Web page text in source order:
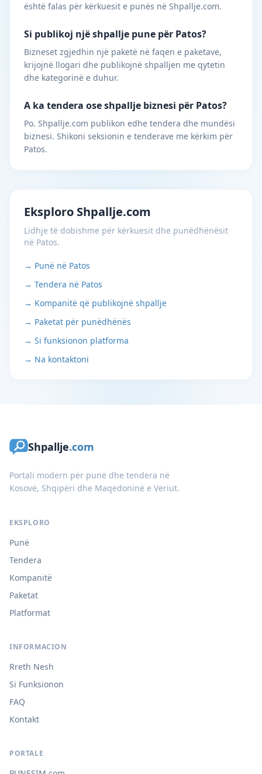
është falas për kërkuesit e punës në Shpallje.com.
Si publikoj një shpallje pune për Patos?
Bizneset zgjedhin një paketë në faqen e paketave,
krijojnë llogari dhe publikojnë shpalljen me qytetin
dhe kategorinë e duhur.
A ka tendera ose shpallje biznesi për Patos?
Po. Shpallje.com publikon edhe tendera dhe mundësi
biznesi. Shikoni seksionin e tenderave me kërkim për
Patos.
Eksploro Shpallje.com
Lidhje të dobishme për kërkuesit dhe punëdhënësit
në Patos.
→ Punë në Patos
→ Tendera në Patos
→ Kompanitë që publikojnë shpallje
→ Paketat për punëdhënës
→ Si funksionon platforma
→ Na kontaktoni
Shpallje.com
Portali modern për punë dhe tendera në
Kosovë, Shqipëri dhe Maqedoninë e Veriut.
EKSPLORO
Punë
Tendera
Kompanitë
Paketat
Platformat
INFORMACION
Rreth Nesh
Si Funksionon
FAQ
Kontakt
PORTALE